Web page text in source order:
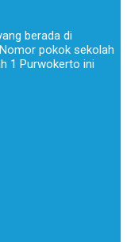
berada di
pokok sekolah
1 Purwokerto ini